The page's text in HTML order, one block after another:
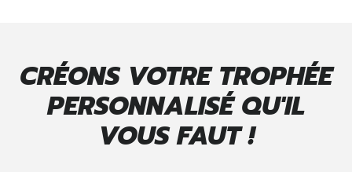
CRÉONS VOTRE TROPHÉE
PERSONNALISÉ QU'IL
VOUS FAUT !